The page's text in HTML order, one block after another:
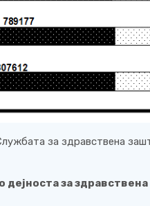
за здравствена
за